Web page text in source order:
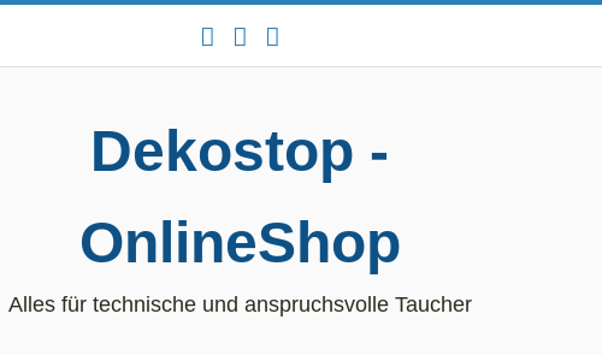
Dekostop -
OnlineShop
Alles für technische und anspruchsvolle Taucher